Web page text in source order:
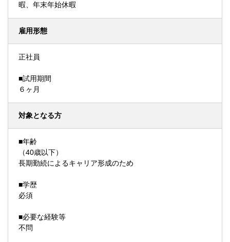
暇、年末年始休暇
雇用形態
正社員
■試用期間
６ヶ月
対象となる方
■年齢
（40歳以下）
長期勤続によるキャリア形成のため
■学歴
必須
■必要な経験等
不問